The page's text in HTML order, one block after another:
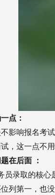
点：
影响报名考
，这一点不用
在后面 ：
员录取的核
列第一，也